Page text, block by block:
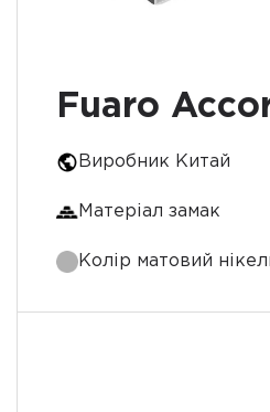
Fuaro
Виробник Китай
Матеріал замак
Колір матовий